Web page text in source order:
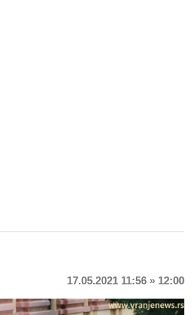
17.05.2021 11:56 » 12:00